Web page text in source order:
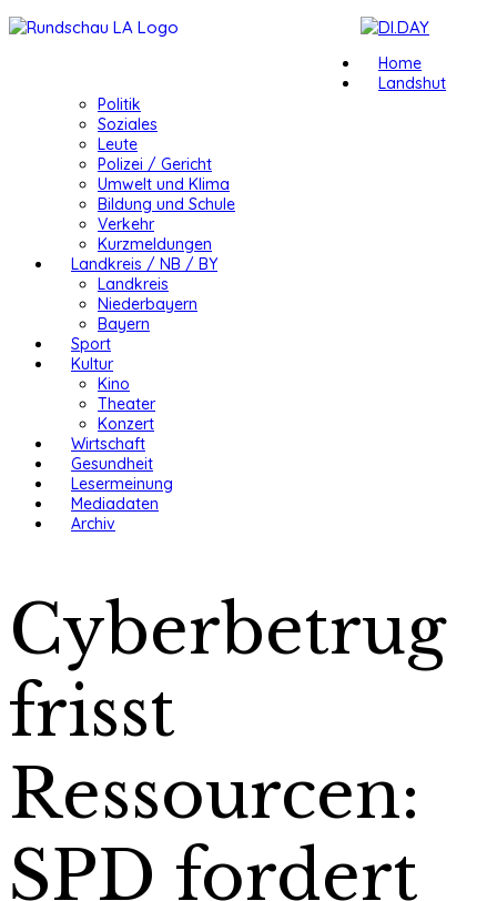
Home
Landshut
Politik
Soziales
Leute
Polizei / Gericht
Umwelt und Klima
Bildung und Schule
Verkehr
Kurzmeldungen
Landkreis / NB / BY
Landkreis
Niederbayern
Bayern
Sport
Kultur
Kino
Theater
Konzert
Wirtschaft
Gesundheit
Lesermeinung
Mediadaten
Archiv
Cyberbetrug
frisst
Ressourcen:
SPD fordert